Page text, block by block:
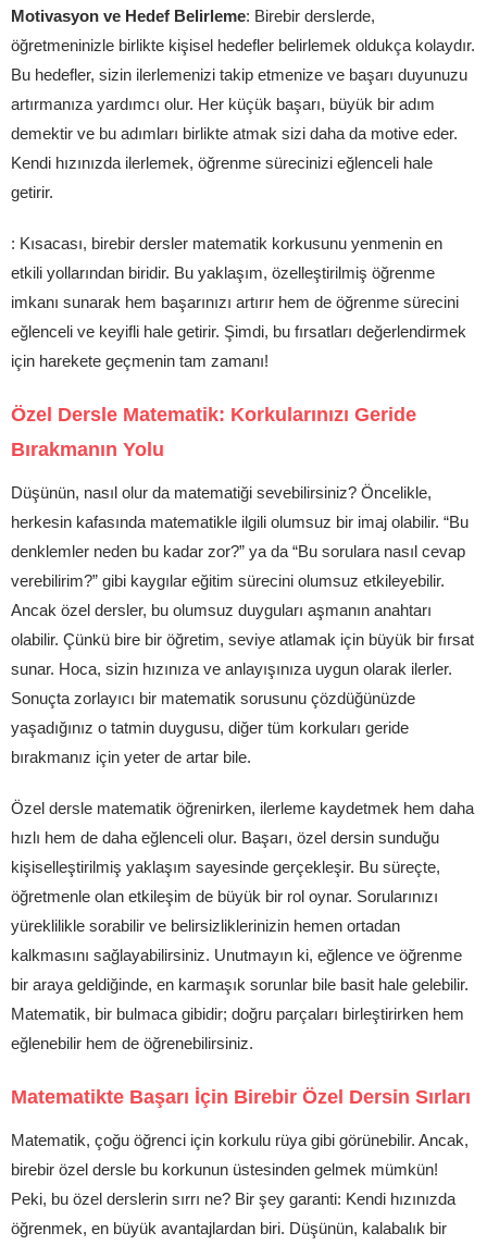
Motivasyon ve Hedef Belirleme: Birebir derslerde,
öğretmeninizle birlikte kişisel hedefler belirlemek oldukça kolaydır.
Bu hedefler, sizin ilerlemenizi takip etmenize ve başarı duyunuzu
artırmanıza yardımcı olur. Her küçük başarı, büyük bir adım
demektir ve bu adımları birlikte atmak sizi daha da motive eder.
Kendi hızınızda ilerlemek, öğrenme sürecinizi eğlenceli hale
getirir.
: Kısacası, birebir dersler matematik korkusunu yenmenin en
etkili yollarından biridir. Bu yaklaşım, özelleştirilmiş öğrenme
imkanı sunarak hem başarınızı artırır hem de öğrenme sürecini
eğlenceli ve keyifli hale getirir. Şimdi, bu fırsatları değerlendirmek
için harekete geçmenin tam zamanı!
Özel Dersle Matematik: Korkularınızı Geride
Bırakmanın Yolu
Düşünün, nasıl olur da matematiği sevebilirsiniz? Öncelikle,
herkesin kafasında matematikle ilgili olumsuz bir imaj olabilir. “Bu
denklemler neden bu kadar zor?” ya da “Bu sorulara nasıl cevap
verebilirim?” gibi kaygılar eğitim sürecini olumsuz etkileyebilir.
Ancak özel dersler, bu olumsuz duyguları aşmanın anahtarı
olabilir. Çünkü bire bir öğretim, seviye atlamak için büyük bir fırsat
sunar. Hoca, sizin hızınıza ve anlayışınıza uygun olarak ilerler.
Sonuçta zorlayıcı bir matematik sorusunu çözdüğünüzde
yaşadığınız o tatmin duygusu, diğer tüm korkuları geride
bırakmanız için yeter de artar bile.
Özel dersle matematik öğrenirken, ilerleme kaydetmek hem daha
hızlı hem de daha eğlenceli olur. Başarı, özel dersin sunduğu
kişiselleştirilmiş yaklaşım sayesinde gerçekleşir. Bu süreçte,
öğretmenle olan etkileşim de büyük bir rol oynar. Sorularınızı
yüreklilikle sorabilir ve belirsizliklerinizin hemen ortadan
kalkmasını sağlayabilirsiniz. Unutmayın ki, eğlence ve öğrenme
bir araya geldiğinde, en karmaşık sorunlar bile basit hale gelebilir.
Matematik, bir bulmaca gibidir; doğru parçaları birleştirirken hem
eğlenebilir hem de öğrenebilirsiniz.
Matematikte Başarı İçin Birebir Özel Dersin Sırları
Matematik, çoğu öğrenci için korkulu rüya gibi görünebilir. Ancak,
birebir özel dersle bu korkunun üstesinden gelmek mümkün!
Peki, bu özel derslerin sırrı ne? Bir şey garanti: Kendi hızınızda
öğrenmek, en büyük avantajlardan biri. Düşünün, kalabalık bir